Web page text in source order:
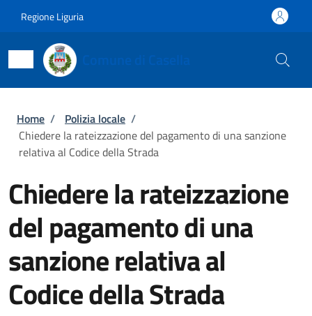
Regione Liguria
Briciole di pane
Home / Polizia locale /
Chiedere la rateizzazione del pagamento di una sanzione
relativa al Codice della Strada
Chiedere la rateizzazione
del pagamento di una
sanzione relativa al
Codice della Strada